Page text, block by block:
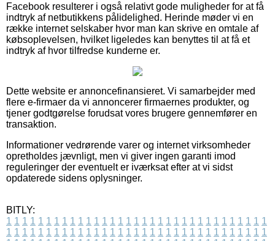
Facebook resulterer i også relativt gode muligheder for at få
indtryk af netbutikkens pålidelighed. Herinde møder vi en
række internet selskaber hvor man kan skrive en omtale af
købsoplevelsen, hvilket ligeledes kan benyttes til at få et
indtryk af hvor tilfredse kunderne er.
Dette website er annoncefinansieret. Vi samarbejder med
flere e-firmaer da vi annoncerer firmaernes produkter, og
tjener godtgørelse forudsat vores brugere gennemfører en
transaktion.
Informationer vedrørende varer og internet virksomheder
opretholdes jævnligt, men vi giver ingen garanti imod
reguleringer der eventuelt er iværksat efter at vi sidst
opdaterede sidens oplysninger.
BITLY:
1 1 1 1 1 1 1 1 1 1 1 1 1 1 1 1 1 1 1 1 1 1 1 1 1 1 1 1 1 1 1 1 1
1 1 1 1 1 1 1 1 1 1 1 1 1 1 1 1 1 1 1 1 1 1 1 1 1 1 1 1 1 1 1 1 1